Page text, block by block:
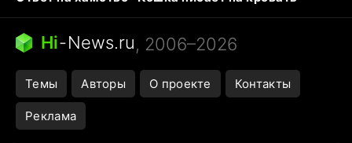
Тунцы в океанариуме
Следующая пандемия
Ядовитые пауки России
Открытие в Google Maps
Hi-News.ru, 2006–2026
Темы Авторы О проекте Контакты
Реклама